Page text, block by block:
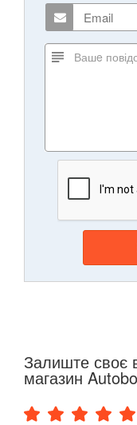
Залиште своє
магазин